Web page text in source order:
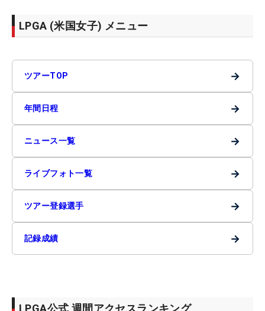
LPGA (米国女子) メニュー
ツアーTOP →
年間日程 →
ニュース一覧 →
ライブフォト一覧 →
ツアー登録選手 →
記録成績 →
LPGA公式 週間アクセスランキング